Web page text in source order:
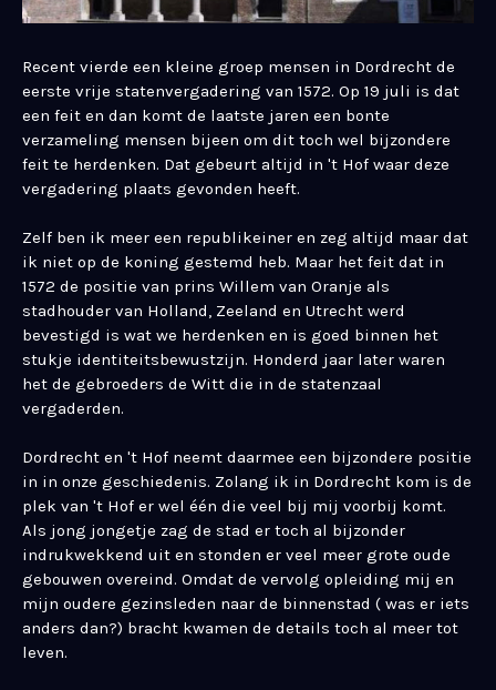
Recent vierde een kleine groep mensen in Dordrecht de
eerste vrije statenvergadering van 1572. Op 19 juli is dat
een feit en dan komt de laatste jaren een bonte
verzameling mensen bijeen om dit toch wel bijzondere
feit te herdenken. Dat gebeurt altijd in 't Hof waar deze
vergadering plaats gevonden heeft.
Zelf ben ik meer een republikeiner en zeg altijd maar dat
ik niet op de koning gestemd heb. Maar het feit dat in
1572 de positie van prins Willem van Oranje als
stadhouder van Holland, Zeeland en Utrecht werd
bevestigd is wat we herdenken en is goed binnen het
stukje identiteitsbewustzijn. Honderd jaar later waren
het de gebroeders de Witt die in de statenzaal
vergaderden.
Dordrecht en 't Hof neemt daarmee een bijzondere positie
in in onze geschiedenis. Zolang ik in Dordrecht kom is de
plek van 't Hof er wel één die veel bij mij voorbij komt.
Als jong jongetje zag de stad er toch al bijzonder
indrukwekkend uit en stonden er veel meer grote oude
gebouwen overeind. Omdat de vervolg opleiding mij en
mijn oudere gezinsleden naar de binnenstad ( was er iets
anders dan?) bracht kwamen de details toch al meer tot
leven.